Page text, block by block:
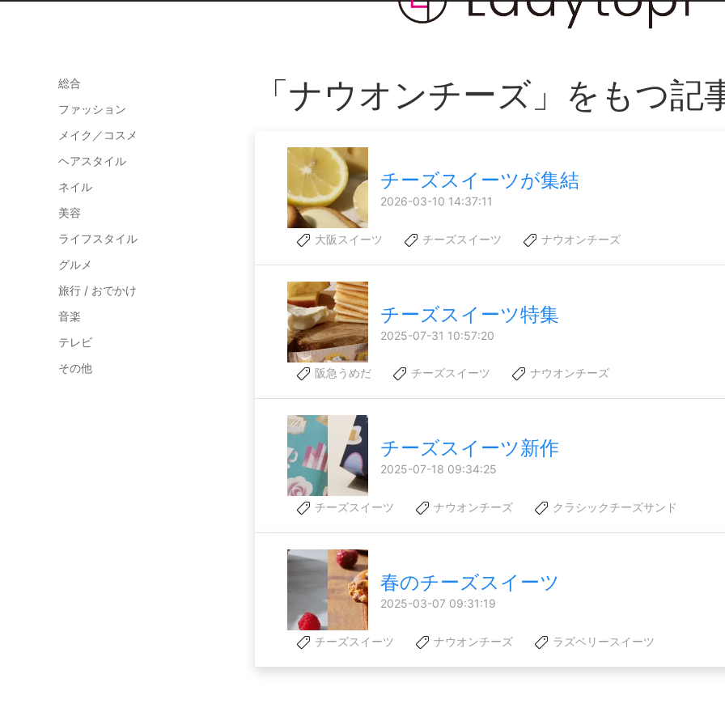
総合
ファッション
メイク／コスメ
ヘアスタイル
ネイル
美容
ライフスタイル
グルメ
旅行 / おでかけ
音楽
テレビ
その他
「ナウオンチーズ」をもつ記
チーズスイーツが集結
2026-03-10 14:37:11
大阪スイーツ チーズスイーツ ナウオンチーズ
チーズスイーツ特集
2025-07-31 10:57:20
阪急うめだ チーズスイーツ ナウオンチーズ
チーズスイーツ新作
2025-07-18 09:34:25
チーズスイーツ ナウオンチーズ クラシックチーズサンド
春のチーズスイーツ
2025-03-07 09:31:19
チーズスイーツ ナウオンチーズ ラズベリースイーツ